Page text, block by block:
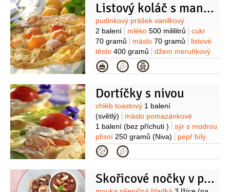
Listový koláč s mandlemi
Suroviny
pudinkový prášek vanilkový
2 balení
mléko 500 mililitrů
cukr
70 gramů
máslo 70 gramů
listové
těsto 400 gramů
džem meruňkový
1 sklenice
meruňky
750 gramů
mandlové lupínky
Kategorie
Dortíčky s nivou
Suroviny
chléb toastový 1 balení
(světlý)
máslo pomazánkové
1 balení (bez příchuti )
sýr s modrou
plísní 250 gramů (Niva)
pepř bílý
1 špetka (drcený)
1 špetka
mandlové lupínky
jogurt)
Na ozdobu: rajčata koktejlová
1 balení
petržel kadeřavá/kudrnka
Kategorie
Skořicové nočky v povidlové omáčce